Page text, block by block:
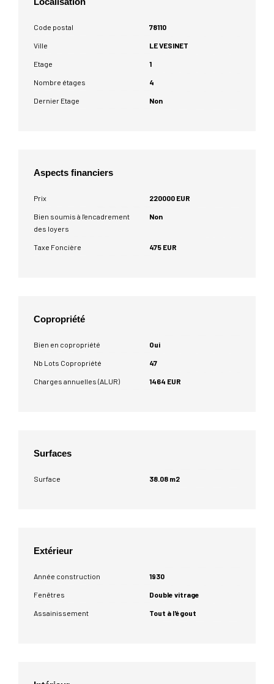
Code postal 78110
Ville LE VESINET
Etage 1
Nombre étages 4
Dernier Etage Non
Aspects financiers
Prix 220000 EUR
Bien soumis à l'encadrement
des loyers
Non
Taxe Foncière 475 EUR
Copropriété
Bien en copropriété Oui
Nb Lots Copropriété 47
Charges annuelles (ALUR) 1464 EUR
Surfaces
Surface 38.08 m2
Extérieur
Année construction 1930
Fenêtres Double vitrage
Assainissement Tout à l'égout